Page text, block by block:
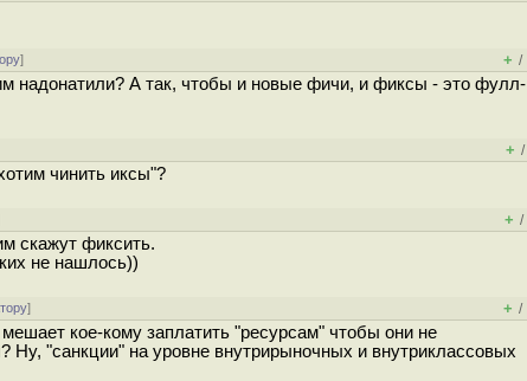
] + /
надонатили? А так, чтобы и новые фичи, и фиксы - это фулл-
+ /
чинить иксы"?
+ /
скажут фиксить.
не нашлось))
] + /
кое-кому заплатить "ресурсам" чтобы они не
"санкции" на уровне внутрирыночных и внутриклассовых